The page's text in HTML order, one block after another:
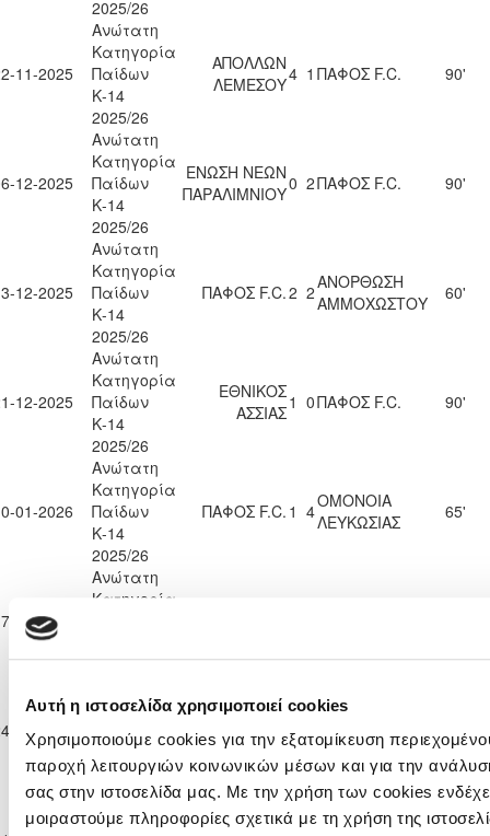
Αυτή η ιστοσελίδα χρησιμοποιεί cookies
Χρησιμοποιούμε cookies για την εξατομίκευση
παροχή λειτουργιών κοινωνικών μέσων και για την
σας στην ιστοσελίδα μας. Με την χρήση των cookies
μοιραστούμε πληροφορίες σχετικά με τη χρήση της
2025/26
11-2025
Ανώτατη
Κατηγορία
Παίδων
Κ-14
2025/26
ΑΠΟΛΛΩΝ
ΛΕΜΕΣΟΥ4 1 ΠΑΦΟΣ F.C. 90'
12-2025
Ανώτατη
Κατηγορία
Παίδων
Κ-14
2025/26
ΕΝΩΣΗ ΝΕΩΝ
ΠΑΡΑΛΙΜΝΙΟΥ0 2ΠΑΦΟΣ F.C. 90'
12-2025
Ανώτατη
Κατηγορία
Παίδων
Κ-14
2025/26
ΠΑΦΟΣ F.C.2 2ΑΝΟΡΘΩΣΗ
ΑΜΜΟΧΩΣΤΟΥ
60'
12-2025
Ανώτατη
Κατηγορία
Παίδων
Κ-14
2025/26
ΕΘΝΙΚΟΣ
ΑΣΣΙΑΣ1 0ΠΑΦΟΣ F.C. 90'
01-2026
Ανώτατη
Κατηγορία
Παίδων
Κ-14
2025/26
ΠΑΦΟΣ F.C. 1 4ΟΜΟΝΟΙΑ
ΛΕΥΚΩΣΙΑΣ
65'
01-2026
Ανώτατη
Κατηγορία
2025/26
01-2026
Κατηγορία
Παίδων
Κ-14
2025/26
2
ΛΕΥΚΩΣΙΑΣ
90'
Ανώτατη
Κατηγορία
ΝΕΑ